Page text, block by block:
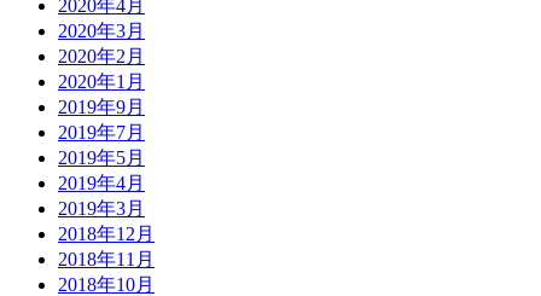
2020年4月
2020年3月
2020年2月
2020年1月
2019年9月
2019年7月
2019年5月
2019年4月
2019年3月
2018年12月
2018年11月
2018年10月